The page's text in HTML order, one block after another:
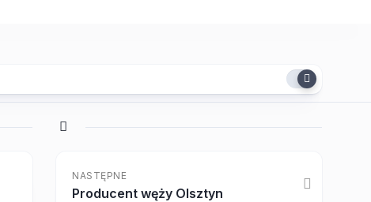
NASTĘPNE
Producent węży Olsztyn